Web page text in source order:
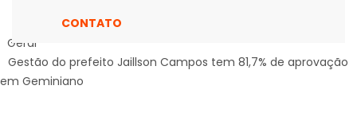
CONTATO
Geral
Gestão do prefeito Jaillson Campos tem 81,7% de aprovação
em Geminiano